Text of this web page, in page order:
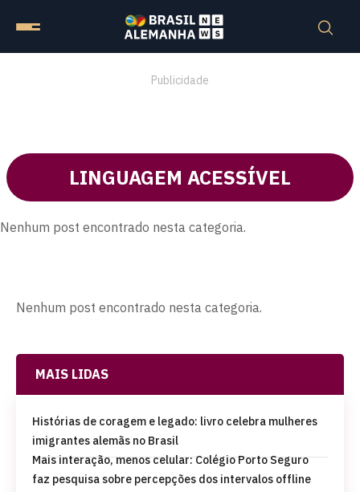
Publicidade
LINGUAGEM ACESSÍVEL
Nenhum post encontrado nesta categoria.
Nenhum post encontrado nesta categoria.
MAIS LIDAS
Histórias de coragem e legado: livro celebra mulheres
imigrantes alemãs no Brasil
Mais interação, menos celular: Colégio Porto Seguro
faz pesquisa sobre percepções dos intervalos offline